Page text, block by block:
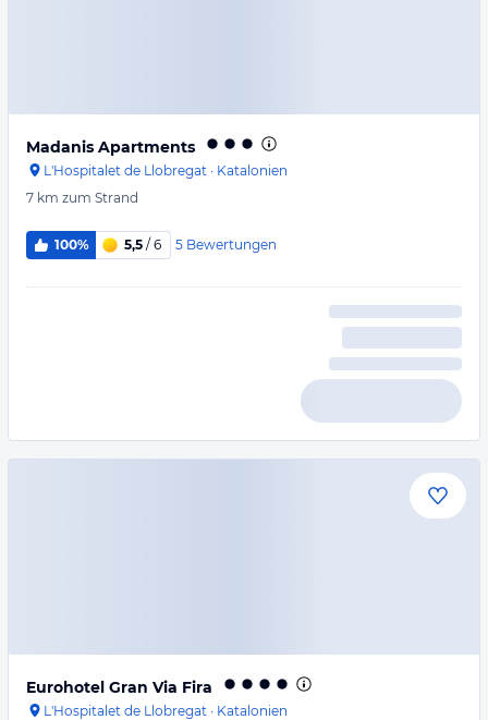
Madanis Apartments
L'Hospitalet de Llobregat · Katalonien
7 km zum Strand
100% 5,5 / 6 5 Bewertungen
Eurohotel Gran Via Fira
L'Hospitalet de Llobregat · Katalonien